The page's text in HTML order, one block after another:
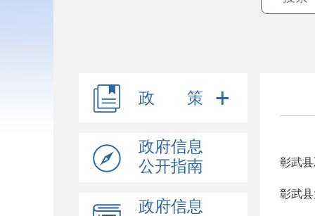
政 策
政府信息
公开指南
政府信息
彰武
彰武